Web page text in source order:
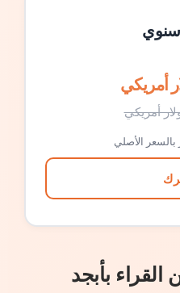
أمريكي
أمريكي
القراء بأبجد